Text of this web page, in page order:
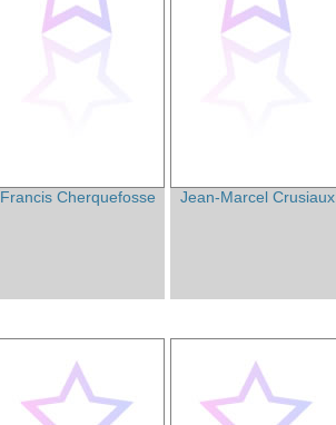
Francis Cherquefosse Jean-Marcel Crusiaux